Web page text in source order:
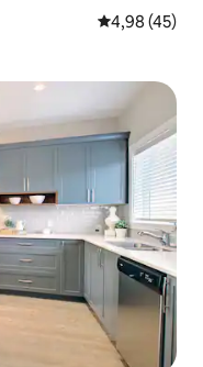
Évaluation
4,98 (45)